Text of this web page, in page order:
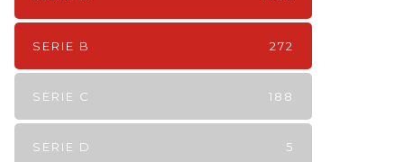
SERIE B 272
SERIE C 188
SERIE D 5